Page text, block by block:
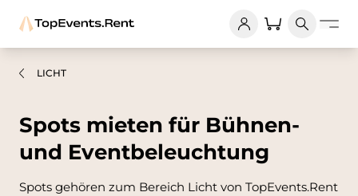
LICHT
Spots mieten für Bühnen-
und Eventbeleuchtung
Spots gehören zum Bereich Licht von TopEvents.Rent